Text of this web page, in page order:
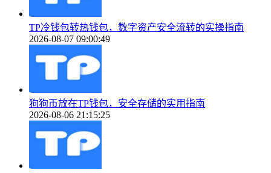
TP冷钱包转热钱包，数字资产安全流转的实操指南
2026-08-07 09:00:49
狗狗币放在TP钱包，安全存储的实用指南
2026-08-06 21:15:25